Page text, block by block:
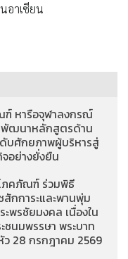
อาเซียน
ฑ์ หารือจุฬาลงกรณ์
พัฒนาหลักสูตรด้าน
บศักยภาพผู้บริหารสู่
อย่างยั่งยืน
ภคภัณฑ์ ร่วมพิธี
กการะและพานพุ่ม
พรชัยมงคล เนื่องใน
ชนมพรรษา พระบาท
ว 28 กรกฎาคม 2569